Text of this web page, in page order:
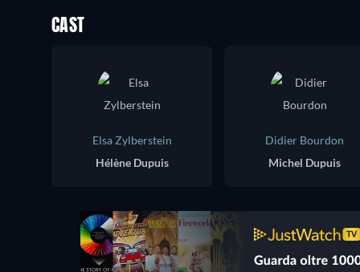
CAST
Elsa Zylberstein
Hélène Dupuis
Didier Bourdon
Michel Dupuis